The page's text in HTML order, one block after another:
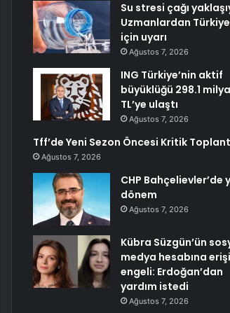
Su stresi çağı
Uzmanlardan Türkiye
için uyarı
Ağustos 7, 2026
ING Türkiye’nin aktif
büyüklüğü 298.1
TL’ye ulaştı
Ağustos 7, 2026
Tff’de Yeni Sezon Öncesi Kritik
Ağustos 7, 2026
CHP Bahçelievler’de
dönem
Ağustos 7, 2026
Kübra Süzgün’ün
medya hesabına
engeli: Erdoğan’dan
yardım istedi
Ağustos 7, 2026